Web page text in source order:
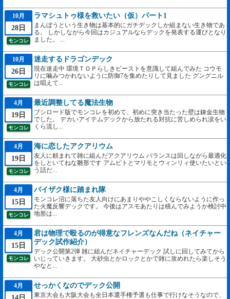
10月
28日
モンコレ
ラマシュトゥ様を救いたい（仮）パート1
まんぼうという生き物は基本的にガチデックしか組まない生き物であ
る。 しかしながら今回はカジュアルならデックを発表する運びとなり
ました。 ...
10月
26日
モンコレ
迷走するドラゴンデック
現在迷走中 環境ＴＯＰらしきビーストを意識して組んでみた コウモ
リに噛みつかれないように防御7を集めたりして見ました グングニル
は唱えて...
4月
19日
モンコレ
最近調整してる魔法生物
ブシロード版でモンコレを初めて、初めに突き当たった壁は錬金生物
でした。 デカいアイテムデックから放たれる対抗に苦しめられ涙をい
くら流し...
4月
19日
モンコレ
海に恋したアクアリウム
友人に頼まれて雑に組んだアクアリウム バランスは回しながら最適化
をしといてねな雛形です アムピトとマリモとウィンリィ使いたいとい
う話だ...
4月
15日
モンコレ
バイザク様に踏まれ隊
モンコレ沼に落ちた友人向けにあまりややこしくならないように作っ
た火魔反響デックです。 今後はアスモあたりは積んでみようか検討中
地形は...
4月
15日
モンコレ
君は物理で殴るのが得意なフレンズなんだね（ネイチャー
デック試作紹介）
デック公開第2弾 雑に組んだネイチャーデック 試しに回してみてから
いじっていきます。 大砂虫とかロックとかで雑に攻めれたら楽しそう
やなと...
4月 せっかくなのでデック公開
東京大会も大阪大会も全日本選手権予選も仕事で行けなそうなので、